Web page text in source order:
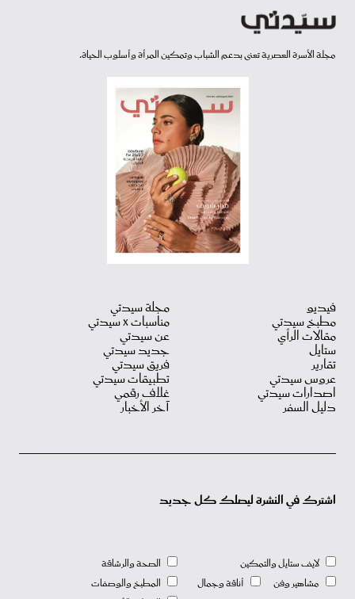
مجلة الأسرة العصرية تعنى بدعم الشباب وتمكين المرأة وأسلوب الحياة.
فيديو
مطبخ سيدتي
مقالات الرأي
ستايل
تقارير
عروس سيدتي
اصدارات سيدتي
دليل السفر
مجلة سيدتي
مناسبات X سيدتي
عن سيدتي
جديد سيدتي
فريق سيدتي
تطبيقات سيدتي
غلاف رقمي
آخر الأخبار
اشترك في النشرة ليصلك كل جديد
لايف ستايل والتمكين
مشاهير وفن
أناقة وجمال
الصحة والرشاقة
المطبخ والوصفات